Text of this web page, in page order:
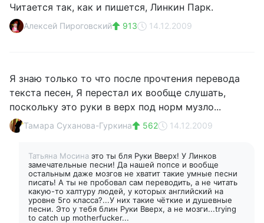
Читается так, как и пишется, Линкин Парк.
Алексей Пироговский 913 14.12.2009
Я знаю только то что после прочтения перевода
текста песен, Я перестал их вообще слушать,
поскольку это руки в верх под норм музло...
Тамара Суханова-Гуркина 562 14.12.2009
Татьяна Мосина это ты бля Руки Вверх! У Линков
замечательные песни! Да нашей попсе и вообще
остальным даже мозгов не хватит такие умные песни
писать! А ты не пробовал сам переводить, а не читать
какую-то халтуру людей, у которых английский на
уровне 5го класса?...У них такие чёткие и душевные
песни. Это у тебя блин Руки Вверх, а не мозги...trying
to catch up motherfucker...